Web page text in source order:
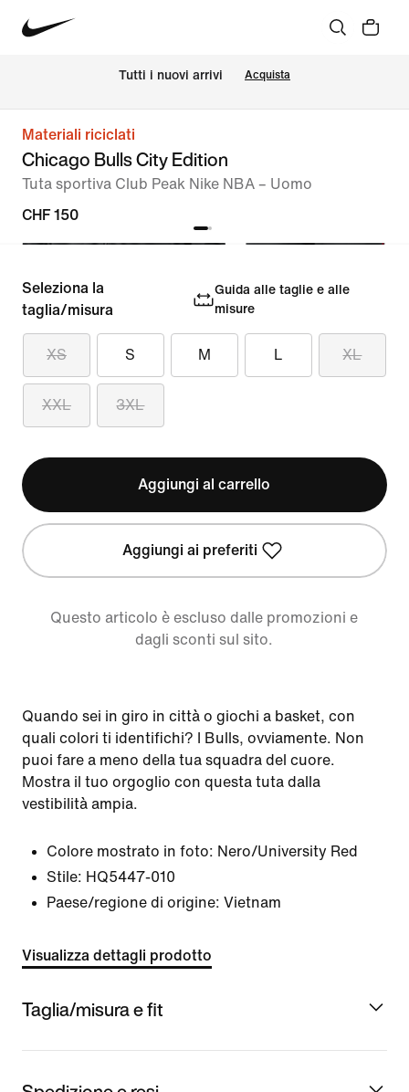
Tutti i nuovi arrivi Acquista
Materiali riciclati
Chicago Bulls City Edition
Tuta sportiva Club Peak Nike NBA – Uomo
CHF 150
Seleziona la
taglia/misura
Guida alle taglie e alle
misure
XS S M L XL
XXL 3XL
Aggiungi al carrello
Aggiungi ai preferiti
Questo articolo è escluso dalle promozioni e
dagli sconti sul sito.
Quando sei in giro in città o giochi a basket, con
quali colori ti identifichi? I Bulls, ovviamente. Non
puoi fare a meno della tua squadra del cuore.
Mostra il tuo orgoglio con questa tuta dalla
vestibilità ampia.
Colore mostrato in foto: Nero/University Red
Stile: HQ5447-010
Paese/regione di origine: Vietnam
Visualizza dettagli prodotto
Taglia/misura e fit